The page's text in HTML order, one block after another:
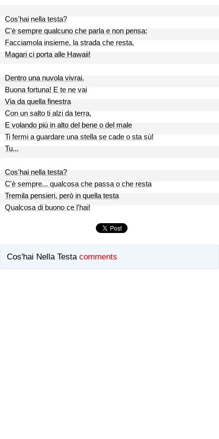
Cos'hai nella testa?
C'è sempre qualcuno che parla e non pensa:
Facciamola insieme, la strada che resta,
Magari ci porta alle Hawaii!
Dentro una nuvola vivrai.
Buona fortuna! E te ne vai
Via da quella finestra
Con un salto ti alzi da terra,
E volando più in alto del bene o del male
Ti fermi a guardare una stella se cade o sta sù!
Tu...
Cos'hai nella testa?
C'è sempre... qualcosa che passa o che resta
Tremila pensieri, però in quella testa
Qualcosa di buono ce l'hai!
Cos'hai Nella Testa comments